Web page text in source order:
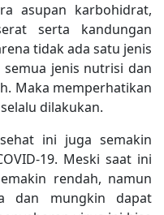
asupan karbohidrat,
serta kandungan
tidak ada satu jenis
jenis nutrisi dan
Maka memperhatikan
dilakukan.
ini juga semakin
19. Meski saat ini
rendah, namun
dan mungkin dapat